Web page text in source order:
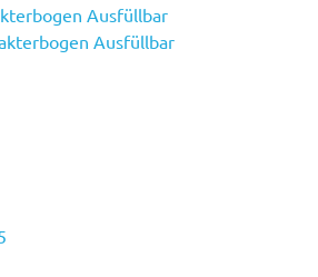
Ausfüllbar
Ausfüllbar